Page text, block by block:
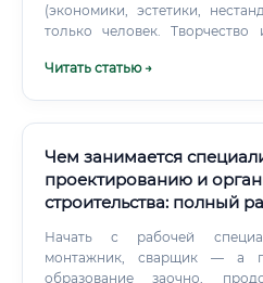
(экономики, эстетики,
только человек. Творчество
инженерной смекалки,
Читать статью →
Чем занимается
проектированию и
строительства: полный
Начать с рабочей
монтажник, сварщик — а
образование заочно,